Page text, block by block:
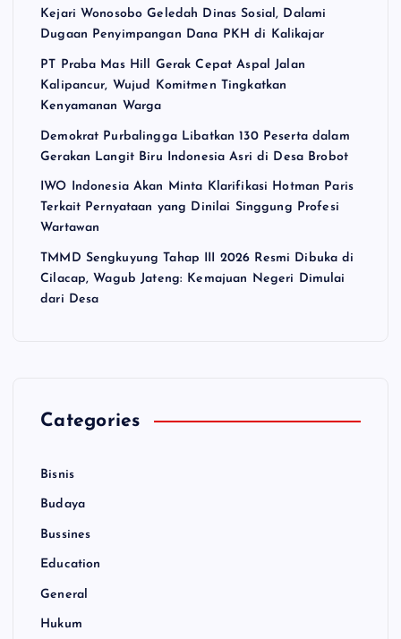
s
Kejari Wonosobo Geledah Dinas Sosial, Dalami
Dugaan Penyimpangan Dana PKH di Kalikajar
PT Praba Mas Hill Gerak Cepat Aspal Jalan
Kalipancur, Wujud Komitmen Tingkatkan
Kenyamanan Warga
Demokrat Purbalingga Libatkan 130 Peserta dalam
Gerakan Langit Biru Indonesia Asri di Desa Brobot
IWO Indonesia Akan Minta Klarifikasi Hotman Paris
Terkait Pernyataan yang Dinilai Singgung Profesi
Wartawan
TMMD Sengkuyung Tahap III 2026 Resmi Dibuka di
Cilacap, Wagub Jateng: Kemajuan Negeri Dimulai
dari Desa
Categories
Bisnis
Budaya
Bussines
Education
General
Hukum